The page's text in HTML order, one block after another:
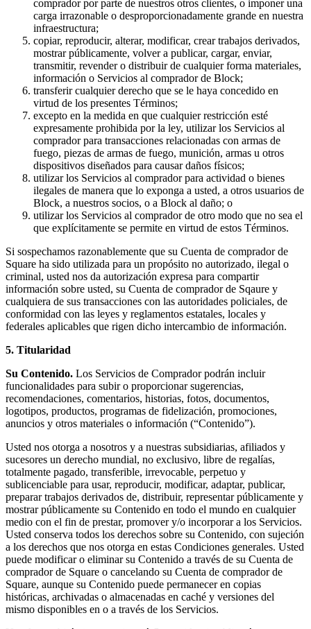
Handheld
Terminal
Register
Stand
Kiosk
Reader sin contacto y chip
Reader banda magnética
Accesorios
Kits
Ver todo
Descubrir
Resumen de pagos
Punto de venta
PDV para Restaurantes
PDV para Tiendas
PDV de Citas
Facturas
Pedidos en línea
Sitios web
Pedidos en Square Kiosk
Bitcoin
Descubrir
Marketing
Mensajes
Square AI
Crea informes
comprador por parte de nuestros otros clientes, o imponer una
carga irrazonable o desproporcionadamente grande en nuestra
infraestructura;
copiar, reproducir, alterar, modificar, crear trabajos derivados,
mostrar públicamente, volver a publicar, cargar, enviar,
transmitir, revender o distribuir de cualquier forma materiales,
información o Servicios al comprador de Block;
transferir cualquier derecho que se le haya concedido en
virtud de los presentes Términos;
excepto en la medida en que cualquier restricción esté
expresamente prohibida por la ley, utilizar los Servicios al
comprador para transacciones relacionadas con armas de
fuego, piezas de armas de fuego, munición, armas u otros
dispositivos diseñados para causar daños físicos;
utilizar los Servicios al comprador para actividad o bienes
ilegales de manera que lo exponga a usted, a otros usuarios de
Block, a nuestros socios, o a Block al daño; o
utilizar los Servicios al comprador de otro modo que no sea el
que explícitamente se permite en virtud de estos Términos.
Si sospechamos razonablemente que su Cuenta de comprador de
Square ha sido utilizada para un propósito no autorizado, ilegal o
criminal, usted nos da autorización expresa para compartir
información sobre usted, su Cuenta de comprador de Sqaure y
cualquiera de sus transacciones con las autoridades policiales, de
conformidad con las leyes y reglamentos estatales, locales y
federales aplicables que rigen dicho intercambio de información.
5. Titularidad
Su Contenido. Los Servicios de Comprador podrán incluir
funcionalidades para subir o proporcionar sugerencias,
recomendaciones, comentarios, historias, fotos, documentos,
logotipos, productos, programas de fidelización, promociones,
anuncios y otros materiales o información (“Contenido”).
Usted nos otorga a nosotros y a nuestras subsidiarias, afiliados y
sucesores un derecho mundial, no exclusivo, libre de regalías,
totalmente pagado, transferible, irrevocable, perpetuo y
sublicenciable para usar, reproducir, modificar, adaptar, publicar,
preparar trabajos derivados de, distribuir, representar públicamente y
mostrar públicamente su Contenido en todo el mundo en cualquier
medio con el fin de prestar, promover y/o incorporar a los Servicios.
Usted conserva todos los derechos sobre su Contenido, con sujeción
a los derechos que nos otorga en estas Condiciones generales. Usted
puede modificar o eliminar su Contenido a través de su Cuenta de
comprador de Square o cancelando su Cuenta de comprador de
Square, aunque su Contenido puede permanecer en copias
históricas, archivadas o almacenadas en caché y versiones del
mismo disponibles en o a través de los Servicios.